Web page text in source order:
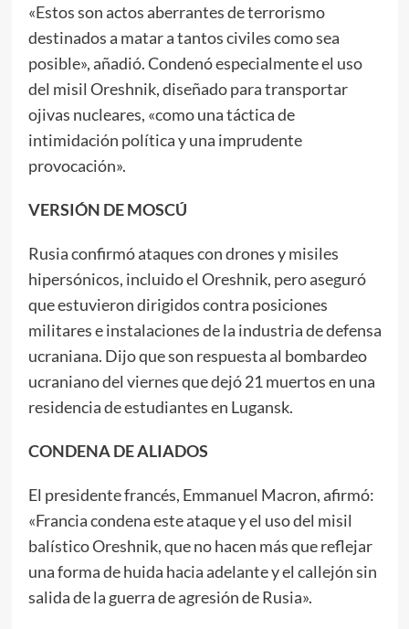
«Estos son actos aberrantes de terrorismo
destinados a matar a tantos civiles como sea
posible», añadió. Condenó especialmente el uso
del misil Oreshnik, diseñado para transportar
ojivas nucleares, «como una táctica de
intimidación política y una imprudente
provocación».
VERSIÓN DE MOSCÚ
Rusia confirmó ataques con drones y misiles
hipersónicos, incluido el Oreshnik, pero aseguró
que estuvieron dirigidos contra posiciones
militares e instalaciones de la industria de defensa
ucraniana. Dijo que son respuesta al bombardeo
ucraniano del viernes que dejó 21 muertos en una
residencia de estudiantes en Lugansk.
CONDENA DE ALIADOS
El presidente francés, Emmanuel Macron, afirmó:
«Francia condena este ataque y el uso del misil
balístico Oreshnik, que no hacen más que reflejar
una forma de huida hacia adelante y el callejón sin
salida de la guerra de agresión de Rusia».